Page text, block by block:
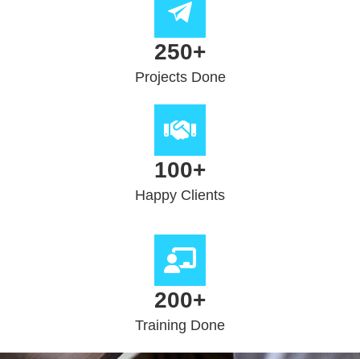
250+
Projects Done
100+
Happy Clients
200+
Training Done